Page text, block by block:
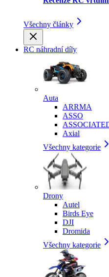
Všechny články
RC náhradní díly
Auta
ARRMA
ASSO
Axial
Všechny kategorie
Drony
Autel
Birds Eye
DJI
Dromida
Všechny kategorie